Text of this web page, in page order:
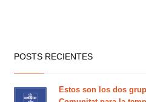
POSTS RECIENTES
Estos son los dos